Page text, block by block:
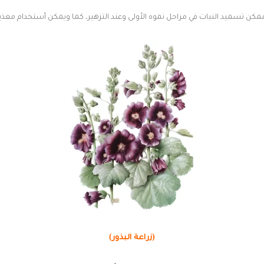
تسميد النبات في مراحل نموه الأولى وعند التزهير، كما ويمكن أستخدام
(زراعة البذور)